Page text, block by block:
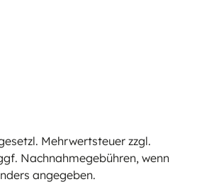
Mehrwertsteuer zzgl.
Nachnahmegebühren, wenn
angegeben.